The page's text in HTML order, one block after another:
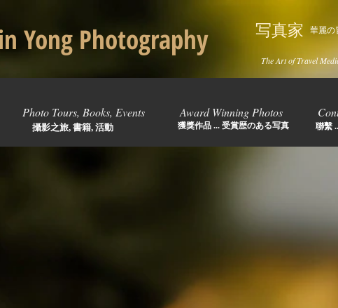
Photo Tours, Books, Events Award Winning Photos
攝影之旅, 書籍, 活動 獲獎作品 ... 受賞歴のある写真
Yong Photography 写真家 華麗の
The Art of Travel
聯繫